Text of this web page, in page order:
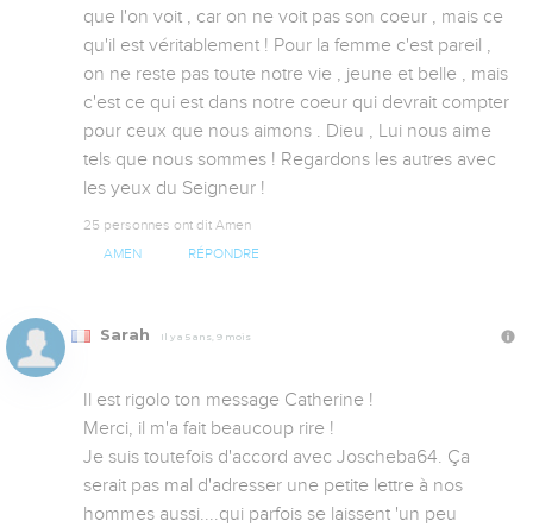
que l'on voit , car on ne voit pas son coeur , mais ce
qu'il est véritablement ! Pour la femme c'est pareil ,
on ne reste pas toute notre vie , jeune et belle , mais
c'est ce qui est dans notre coeur qui devrait compter
pour ceux que nous aimons . Dieu , Lui nous aime
tels que nous sommes ! Regardons les autres avec
les yeux du Seigneur !
25 personnes ont dit Amen
AMEN RÉPONDRE
Sarah Il y a 5 ans, 9 mois
Il est rigolo ton message Catherine !
Merci, il m'a fait beaucoup rire !
Je suis toutefois d'accord avec Joscheba64. Ça
serait pas mal d'adresser une petite lettre à nos
hommes aussi....qui parfois se laissent 'un peu